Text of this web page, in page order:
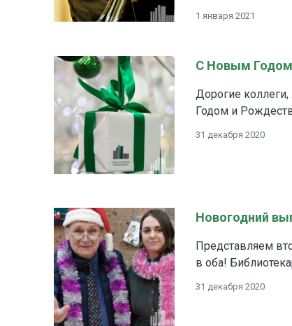
1 января 2021
С Новым
Дорогие
Годом и
31 декабря 2020
Новогодний
Представляем
в оба!
31 декабря 2020